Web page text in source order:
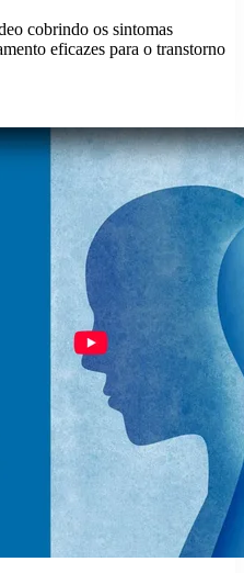
cobrindo os sintomas
eficazes para o transtorno